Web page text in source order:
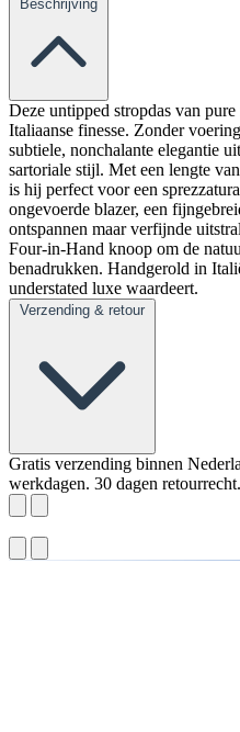
Beschrijving
Deze untipped stropdas van
Italiaanse finesse. Zonder
subtiele, nonchalante elegantie
sartoriale stijl. Met een lengte
is hij perfect voor een
ongevoerde blazer, een
ontspannen maar verfijnde
Four-in-Hand knoop om de
benadrukken. Handgerold in
understated luxe waardeert.
Verzending & retour
Gratis verzending binnen
werkdagen. 30 dagen retourrecht.